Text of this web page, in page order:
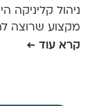
ניהול
מקצוע שרוצה
קרא עוד ←